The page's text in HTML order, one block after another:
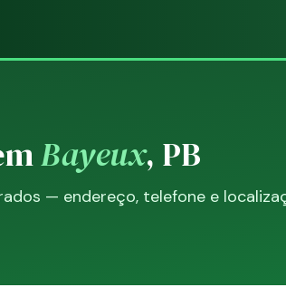
Bayeux, PB
— endereço, telefone e